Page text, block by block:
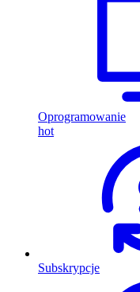
Oprogramowanie
hot
Subskrypcje